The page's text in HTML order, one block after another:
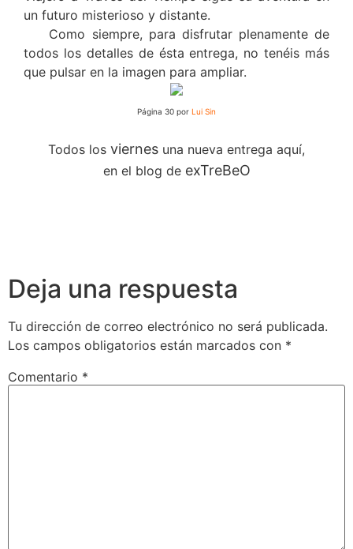
un futuro misterioso y distante.
Como siempre, para disfrutar plenamente de
todos los detalles de ésta entrega, no tenéis más
que pulsar en la imagen para ampliar.
Página 30 por Lui Sin
Todos los viernes una nueva entrega aquí,
en el blog de exTreBeO
Deja una respuesta
Tu dirección de correo electrónico no será publicada.
Los campos obligatorios están marcados con *
Comentario *